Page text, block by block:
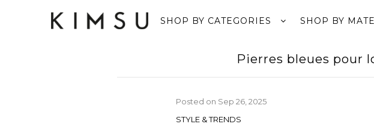
SHOP BY CATEGORIES SHOP BY
Pierres bleues pour
Posted on Sep 26, 2025
STYLE & TRENDS